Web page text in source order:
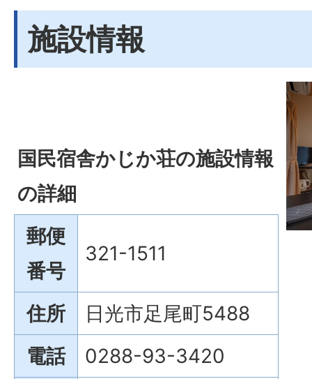
施設情報
国民宿舎かじか荘の施設情報
の詳細
郵便
番号
321-1511
住所
日光市足尾町5488
電話
0288-93-3420